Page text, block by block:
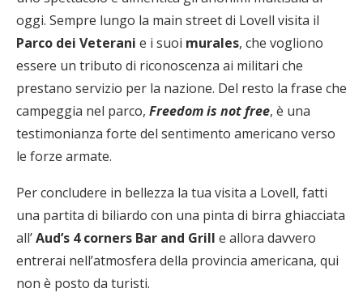
oggi. Sempre lungo la main street di Lovell visita il
Parco dei Veterani e i suoi murales, che vogliono
essere un tributo di riconoscenza ai militari che
prestano servizio per la nazione. Del resto la frase che
campeggia nel parco, Freedom is not free, è una
testimonianza forte del sentimento americano verso
le forze armate.
Per concludere in bellezza la tua visita a Lovell, fatti
una partita di biliardo con una pinta di birra ghiacciata
all’Aud’s 4 corners Bar and Grill e allora davvero
entrerai nell’atmosfera della provincia americana, qui
non è posto da turisti.